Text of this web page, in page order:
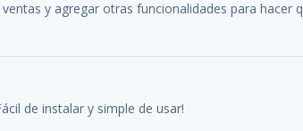
y agregar otras funcionalidades para hacer
de instalar y simple de usar!